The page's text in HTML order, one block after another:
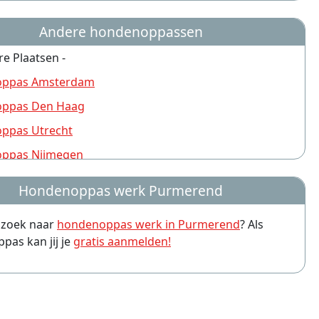
Andere hondenoppassen
Plaatsen -
Amsterdam
Den Haag
Utrecht
Nijmegen
Rotterdam
Groningen
Almere
Amersfoort
Arnhem
Hondenoppas werk Purmerend
naar hondenoppas werk in Purmerend? Als
kan jij je gratis aanmelden!